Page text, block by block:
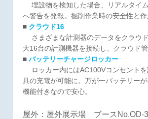
埋設物を検知した場合、リアルタイ
へ警告を発報。掘削作業時の安全性と作
■ クラウド16
さまざまな計測器のデータをクラウ
大16台の計測機器を接続し、クラウド管
■ バッテリーチャージロッカー
ロッカー内にはAC100Vコンセントを
具の充電が可能に。万が一バッテリー
機能付きなので安心。
屋外：屋外展示場 ブースNo.OD-